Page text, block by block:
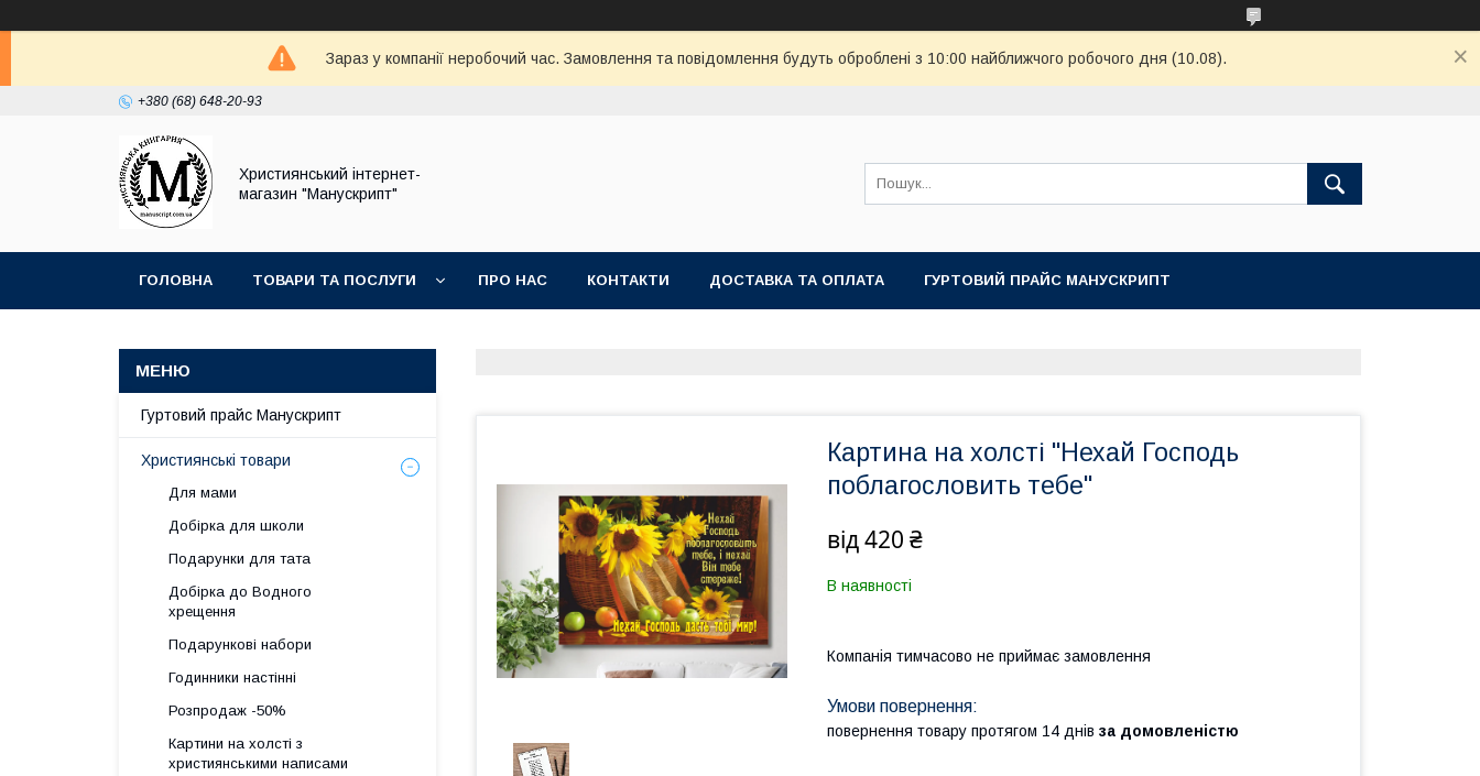
Зараз у компанії неробочий час. Замовлення та повідомлення будуть оброблені з 10:00 найближчого робочого дня (10.08).
+380 (68) 648-20-93
Християнський інтернет-
магазин "Манускрипт"
ГОЛОВНА ТОВАРИ ТА ПОСЛУГИ ПРО НАС КОНТАКТИ ДОСТАВКА ТА ОПЛАТА ГУРТОВИЙ ПРАЙС МАНУСКРИПТ
Картина на холсті "Нехай Господь
поблагословить тебе"
від420 ₴
В наявності
Компанія тимчасово не приймає замовлення
повернення товару протягом 14 днів за домовленістю
Гуртовий прайс Манускрипт
Християнські товари
Для мами
Добірка для школи
Подарунки для тата
Добірка до Водного
хрещення
Подарункові набори
Годинники настінні
Розпродаж -50%
Картини на холсті з
християнськими написами